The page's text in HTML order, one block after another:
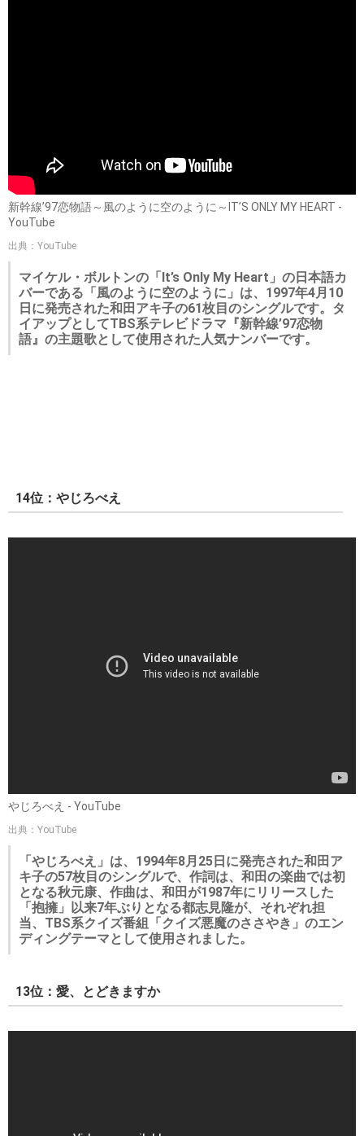
新幹線’97恋物語～風のように空のように～IT’S ONLY MY HEART -
YouTube
出典：YouTube
マイケル・ボルトンの「It’s Only My Heart」の日本語カ
バーである「風のように空のように」は、1997年4月10
日に発売された和田アキ子の61枚目のシングルです。タ
イアップとしてTBS系テレビドラマ『新幹線’97恋物
語』の主題歌として使用された人気ナンバーです。
14位：やじろべえ
やじろべえ - YouTube
出典：YouTube
「やじろべえ」は、1994年8月25日に発売された和田ア
キ子の57枚目のシングルで、作詞は、和田の楽曲では初
となる秋元康、作曲は、和田が1987年にリリースした
「抱擁」以来7年ぶりとなる都志見隆が、それぞれ担
当、TBS系クイズ番組「クイズ悪魔のささやき」のエン
ディングテーマとして使用されました。
13位：愛、とどきますか